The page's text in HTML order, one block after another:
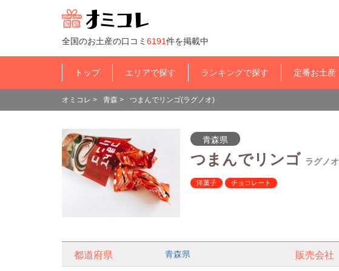
全国のお土産の口コミ 6191件を掲載中
トップ エリアで探す ランキングで探す 定番お土産
オミコレ > 青森 > つまんでリンゴ(ラグノオ)
青森県
つまんでリンゴ ラグノオ
洋菓子 チョコレート
都道府県 青森県 販売会社